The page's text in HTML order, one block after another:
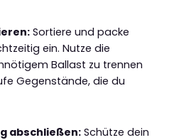
Sortiere und packe
ein. Nutze die
Ballast zu trennen
Gegenstände, die du
abschließen: Schütze dein